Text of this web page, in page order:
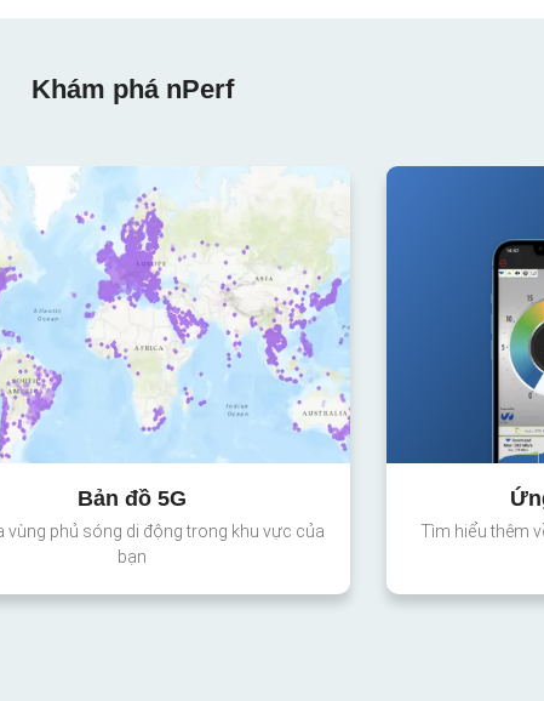
Khám phá nPerf
Bản đồ 5G
vùng phủ sóng di động trong khu vực của
bạn
Tìm hiểu thêm